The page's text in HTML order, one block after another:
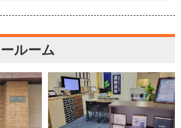
ルーム